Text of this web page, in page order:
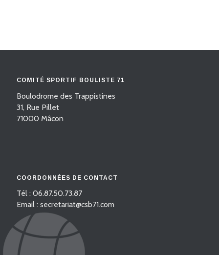
COMITÉ SPORTIF BOULISTE 71
Boulodrome des Trappistines
31, Rue Pillet
71000 Mâcon
COORDONNÉES DE CONTACT
Tél : 06.87.50.73.87
Email : secretariat@csb71.com